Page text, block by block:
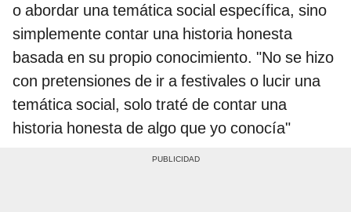
o abordar una temática social específica, sino
simplemente contar una historia honesta
basada en su propio conocimiento. "No se hizo
con pretensiones de ir a festivales o lucir una
temática social, solo traté de contar una
historia honesta de algo que yo conocía"